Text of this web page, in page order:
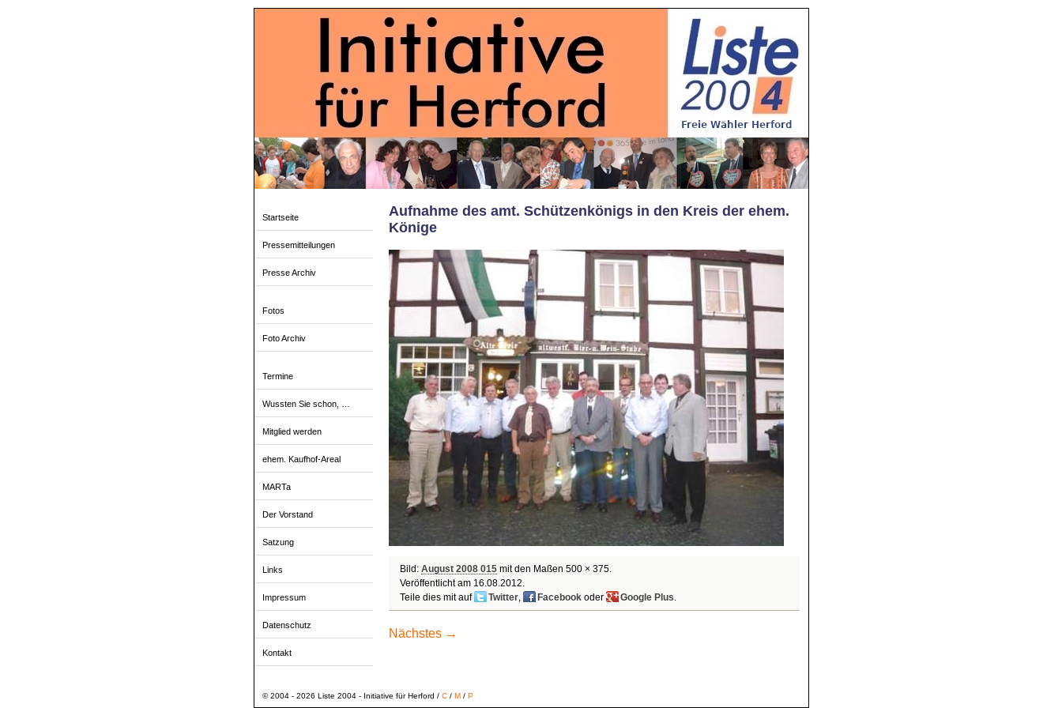
Startseite
Pressemitteilungen
Presse Archiv
Fotos
Foto Archiv
Termine
Wussten Sie schon, …
Mitglied werden
ehem. Kaufhof-Areal
MARTa
Der Vorstand
Satzung
Links
Impressum
Datenschutz
Kontakt
Aufnahme des amt. Schützenkönigs in den Kreis der ehem.
Könige
Bild: August 2008 015mit den Maßen 500 × 375.
Veröffentlicht am 16.08.2012.
Teile dies mit auf
Twitter, Facebookoder Google Plus.
Nächstes →
© 2004 - 2026 Liste 2004 - Initiative für Herford / C/ M/ P